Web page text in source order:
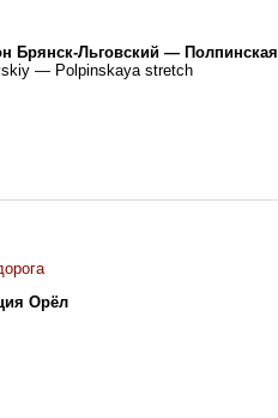
Брянск-Льговский — Полпинская
— Polpinskaya stretch
Орёл